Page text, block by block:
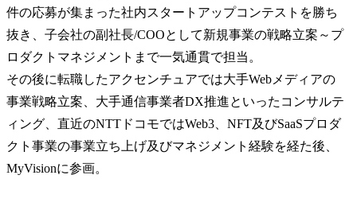
件の応募が集まった社内スタートアップコンテストを勝ち
抜き、子会社の副社長/COOとして新規事業の戦略立案～プ
ロダクトマネジメントまで一気通貫で担当。
その後に転職したアクセンチュアでは大手Webメディアの
事業戦略立案、大手通信事業者DX推進といったコンサルテ
ィング、直近のNTTドコモではWeb3、NFT及びSaaSプロダ
クト事業の事業立ち上げ及びマネジメント経験を経た後、
MyVisionに参画。